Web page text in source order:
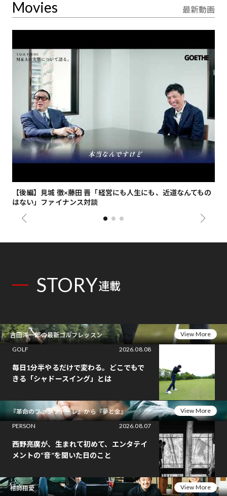
Movies 最新動画
【後編】見城 徹×藤田 晋「経営にも人生にも、近道なんてもの
はない」ファイナンス対談
STORY連載
吉田洋一郎の最新ゴルフレッスン
View More
GOLF
2026.08.08
毎日1分半やるだけで変わる。どこでもで
きる「シャドースイング」とは
『革命のファンファーレ』から『夢と金』
View More
PERSON
2026.08.07
西野亮廣が、生まれて初めて、エンタテイ
メントの“音”を聞いた日のこと
相師相愛 View More